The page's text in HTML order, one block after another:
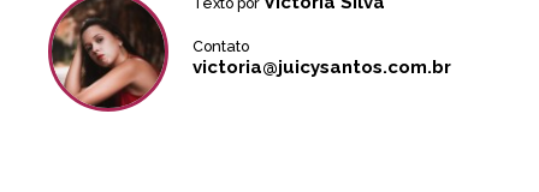
Contato
victoria@juicysantos.com.br